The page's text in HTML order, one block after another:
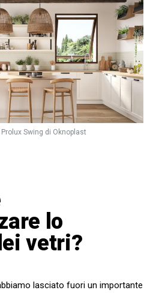
Swing di Oknoplast
lo
vetri?
lasciato fuori un importante